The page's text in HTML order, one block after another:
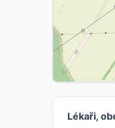
Lékaři,